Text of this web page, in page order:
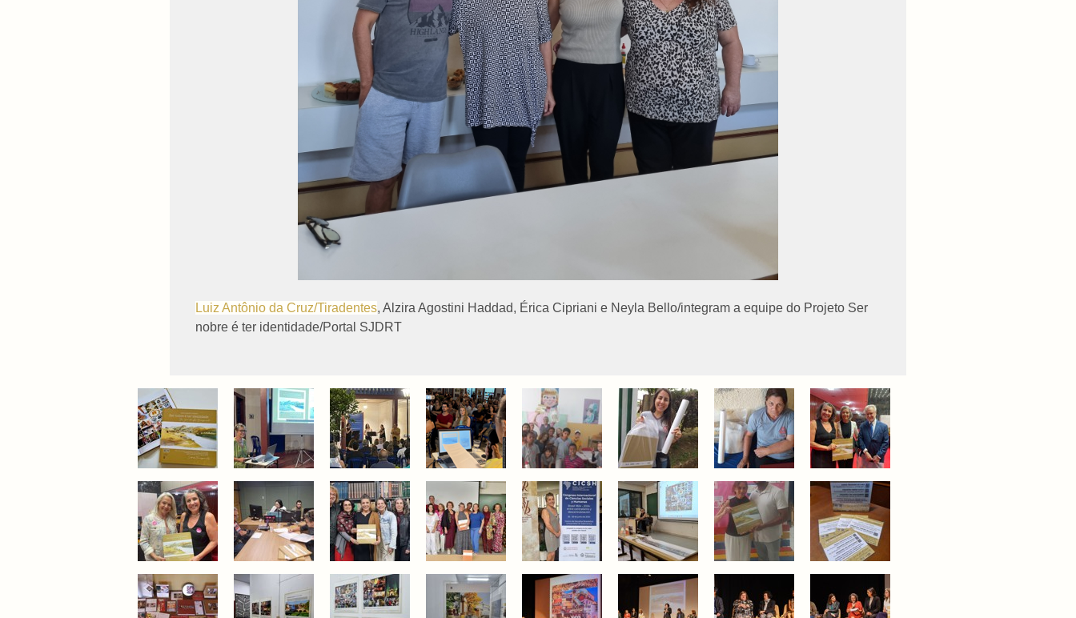
Luiz Antônio da Cruz/Tiradentes, Alzira Agostini Haddad, Érica Cipriani e Neyla Bello/integram a equipe do Projeto Ser
nobre é ter identidade/Portal SJDRT